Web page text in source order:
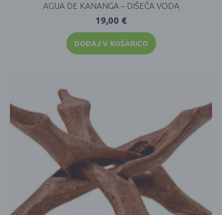
AGUA DE KANANGA – DIŠEČA VODA
19,00 €
DODAJ V KOŠARICO